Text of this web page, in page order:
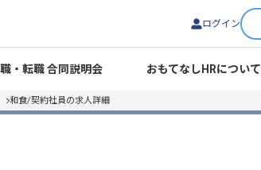
ログイン
・転職 合同説明会 おもてなしHRについて
和食/契約社員の求人詳細